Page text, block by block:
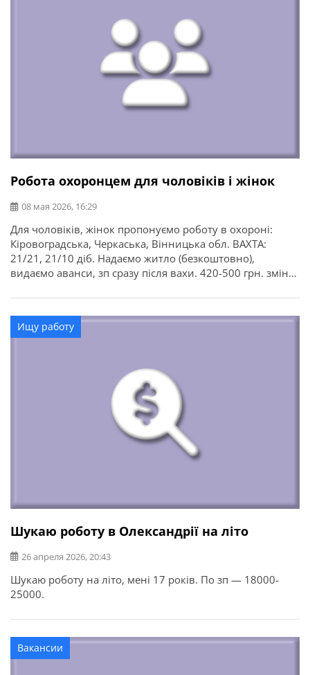
Робота охоронцем для чоловіків і жінок
08 мая 2026, 16:29
Для чоловіків, жінок пропонуємо роботу в охороні:
Кіровоградська, Черкаська, Вінницька обл. ВАХТА:
21/21, 21/10 діб. Надаємо житло (безкоштовно),
видаємо аванси, зп сразу після вахи. 420-500 грн. зміна
19:00 пн-пт.
Ищу работу
Шукаю роботу в Олександрії на літо
26 апреля 2026, 20:43
Шукаю роботу на літо, мені 17 років. По зп — 18000-
25000.
Вакансии